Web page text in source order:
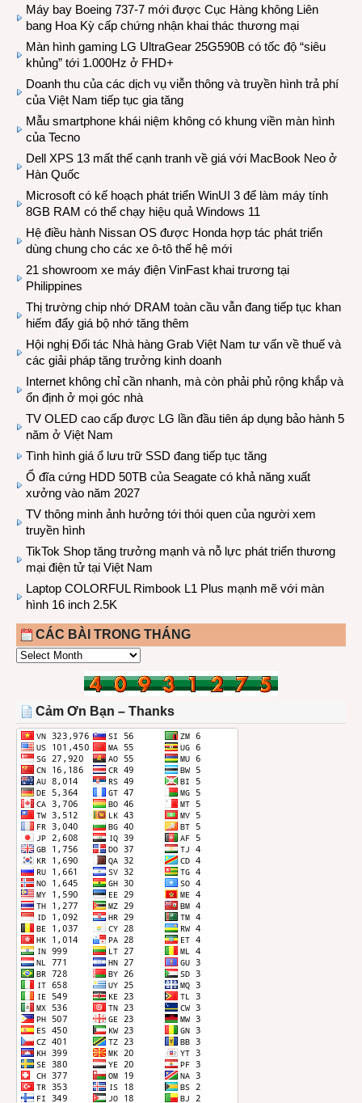
Máy bay Boeing 737-7 mới được Cục Hàng không Liên
bang Hoa Kỳ cấp chứng nhận khai thác thương mại
Màn hình gaming LG UltraGear 25G590B có tốc độ “siêu
khủng” tới 1.000Hz ở FHD+
Doanh thu của các dịch vụ viễn thông và truyền hình trả phí
của Việt Nam tiếp tục gia tăng
Mẫu smartphone khái niệm không có khung viền màn hình
của Tecno
Dell XPS 13 mất thế cạnh tranh về giá với MacBook Neo ở
Hàn Quốc
Microsoft có kế hoạch phát triển WinUI 3 để làm máy tính
8GB RAM có thể chạy hiệu quả Windows 11
Hệ điều hành Nissan OS được Honda hợp tác phát triển
dùng chung cho các xe ô-tô thế hệ mới
21 showroom xe máy điện VinFast khai trương tại
Philippines
Thị trường chip nhớ DRAM toàn cầu vẫn đang tiếp tục khan
hiếm đẩy giá bộ nhớ tăng thêm
Hội nghị Đối tác Nhà hàng Grab Việt Nam tư vấn về thuế và
các giải pháp tăng trưởng kinh doanh
Internet không chỉ cần nhanh, mà còn phải phủ rộng khắp và
ổn định ở mọi góc nhà
TV OLED cao cấp được LG lần đầu tiên áp dụng bảo hành 5
năm ở Việt Nam
Tình hình giá ổ lưu trữ SSD đang tiếp tục tăng
Ổ đĩa cứng HDD 50TB của Seagate có khả năng xuất
xưởng vào năm 2027
TV thông minh ảnh hưởng tới thói quen của người xem
truyền hình
TikTok Shop tăng trưởng mạnh và nỗ lực phát triển thương
mại điện tử tại Việt Nam
Laptop COLORFUL Rimbook L1 Plus mạnh mẽ với màn
hình 16 inch 2.5K
CÁC BÀI TRONG THÁNG
CÁC
THÁNG
Cảm Ơn Bạn – Thanks